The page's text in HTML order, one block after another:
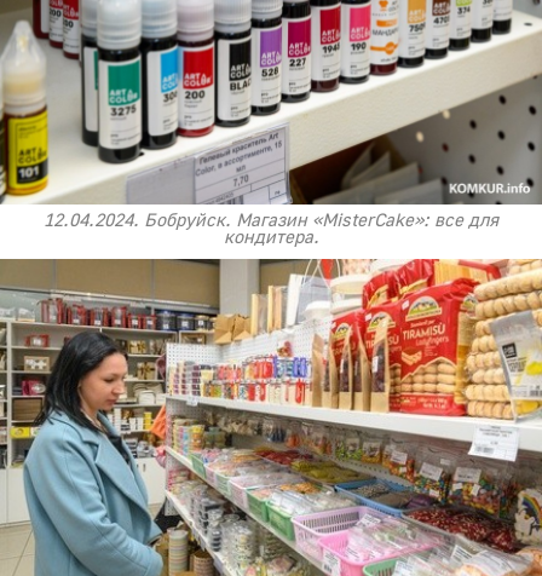
12.04.2024. Бобруйск. Магазин «MisterCake»: все для
кондитера.